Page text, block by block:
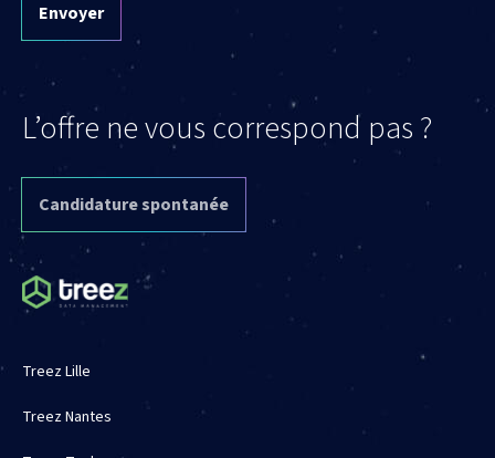
Envoyer
L’offre ne vous correspond pas ?
Candidature spontanée
Treez Lille
Treez Nantes